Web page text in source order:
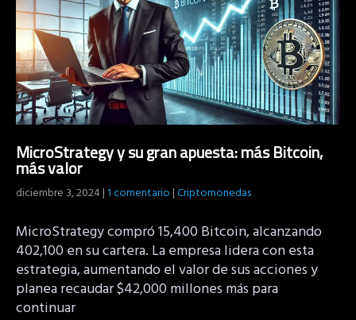
MicroStrategy y su gran apuesta: más Bitcoin,
más valor
diciembre 3, 2024|1 comentario|Criptomonedas
MicroStrategy compró 15,400 Bitcoin, alcanzando
402,100 en su cartera. La empresa lidera con esta
estrategia, aumentando el valor de sus acciones y
planea recaudar $42,000 millones más para
continuar